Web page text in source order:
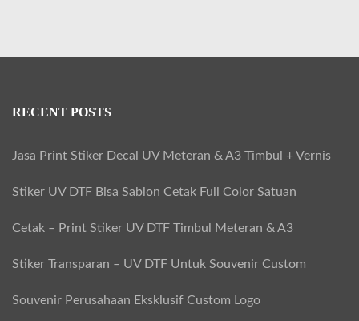
RECENT POSTS
Jasa Print Stiker Decal UV Meteran & A3 Timbul + Vernis
Stiker UV DTF Bisa Sablon Cetak Full Color Satuan
Cetak – Print Stiker UV DTF Timbul Meteran & A3
Stiker Transparan – UV DTF Untuk Souvenir Custom
Souvenir Perusahaan Eksklusif Custom Logo